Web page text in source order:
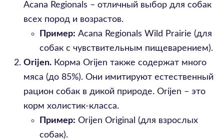
Acana Regionals – отличный выбор для собак
всех пород и возрастов.
Пример: Acana Regionals Wild Prairie (для
собак с чувствительным пищеварением).
Orijen. Корма Orijen также содержат много
мяса (до 85%). Они имитируют естественный
рацион собак в дикой природе. Orijen – это
корм холистик-класса.
Пример: Orijen Original (для взрослых
собак).